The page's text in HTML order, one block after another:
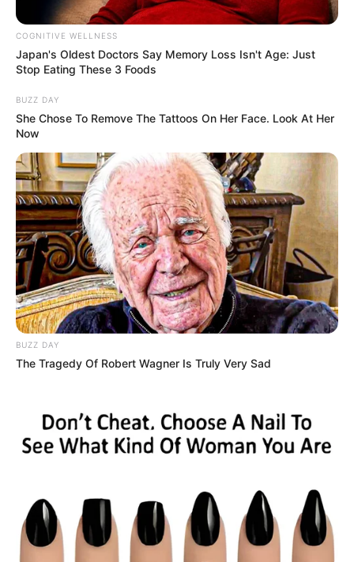
by:Admin
HAMBURGUESA
PROTEICA DE ARROZ,
LENTEJA Y REMOLACHA
COGNITIVE WELLNESS
Japan's Oldest Doctors Say Me​mory Lo​ss Isn't Age: Just
Stop Eating These 3 Foods
BUZZ DAY
She Chose To Remove The Tattoos On Her Face. Look At Her
Now
BUZZ DAY
The Tragedy Of Robert Wagner Is Truly Very Sad